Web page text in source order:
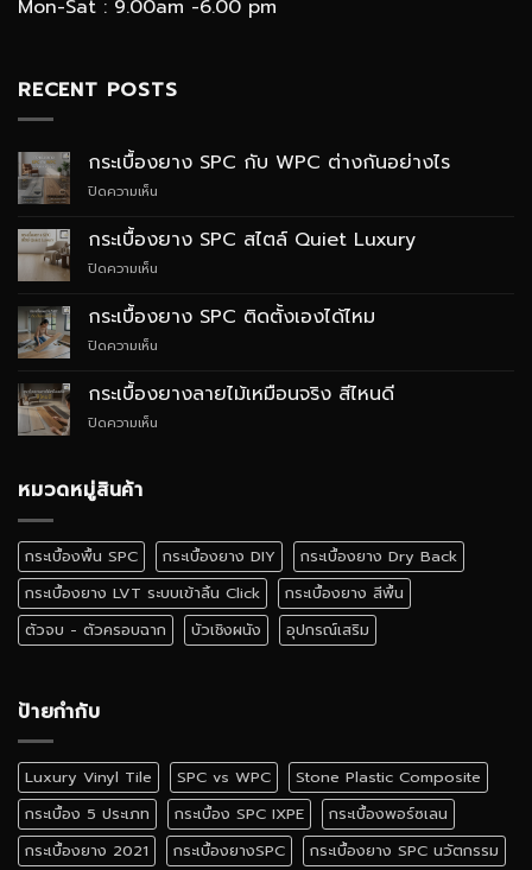
Mon-Sat : 9.00am -6.00 pm
RECENT POSTS
กระเบื้องยาง SPC กับ WPC ต่างกันอย่างไร
ปิดความเห็น
ยาง
SPC
ต่าง
กระเบื้องยาง SPC สไตล์ Quiet Luxury
ปิดความเห็น
ยาง
SPC
Luxury
กระเบื้องยาง SPC ติดตั้งเองได้ไหม
ปิดความเห็น
ยาง
SPC
กระเบื้องยางลายไม้เหมือนจริง สีไหนดี
ปิดความเห็น
สี
ไหน
ดี
หมวดหมู่สินค้า
กระเบื้องพื้น SPC กระเบื้องยาง DIY
กระเบื้องยาง Dry Back
กระเบื้องยาง LVT ระบบเข้าลิ้น Click
กระเบื้องยาง สีพื้น
ตัวจบ - ตัวครอบฉาก
บัวเชิงผนัง อุปกรณ์เสริม
ป้ายกำกับ
Luxury Vinyl Tile SPC vs WPC
Stone Plastic Composite
กระเบื้อง 5 ประเภท
กระเบื้อง SPC IXPE
กระเบื้องพอร์ซเลน
กระเบื้องยาง 2021
กระเบื้องยางSPC
กระเบื้องยาง SPC นวัตกรรม